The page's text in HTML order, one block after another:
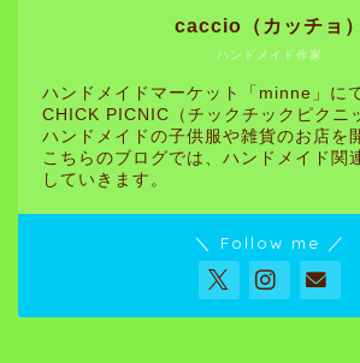
ハンドメイド作家
caccio（カッチョ）
ハンドメイドマーケット「minne」に
CHICK PICNIC（チックチックピクニ
ハンドメイドの子供服や雑貨のお店を
こちらのブログでは、ハンドメイド関
していきます。
＼ Follow me ／